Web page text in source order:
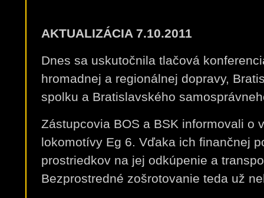
AKTUALIZÁCIA 7.10.2011
Dnes sa uskutočnila tlačová
hromadnej a regionálnej dopravy,
spolku a Bratislavského
Zástupcovia BOS a BSK informovali o
lokomotívy Eg 6. Vďaka ich finančnej
prostriedkov na jej odkúpenie a
Bezprostredné zošrotovanie teda už